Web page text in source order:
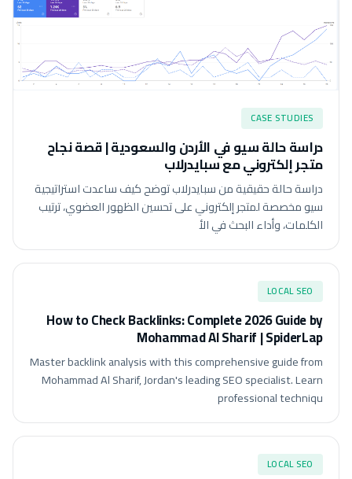
CASE STUDIES
دراسة حالة سيو في الأردن والسعودية | قصة نجاح
متجر إلكتروني مع سبايدرلاب
دراسة حالة حقيقية من سبايدرلاب توضح كيف ساعدت استراتيجية
سيو مخصصة لمتجر إلكتروني على تحسين الظهور العضوي، ترتيب
الكلمات، وأداء البحث في الأ
LOCAL SEO
How to Check Backlinks: Complete 2026 Guide by
Mohammad Al Sharif | SpiderLap
Master backlink analysis with this comprehensive guide from
Mohammad Al Sharif, Jordan's leading SEO specialist. Learn
professional techniqu
LOCAL SEO